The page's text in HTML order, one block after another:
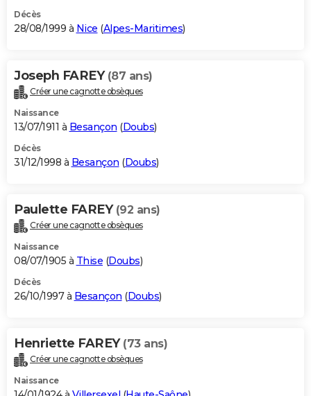
Décès
28/08/1999 à Nice (Alpes-Maritimes)
Joseph FAREY (87 ans)
Créer une cagnotte obsèques
Naissance
13/07/1911 à Besançon (Doubs)
Décès
31/12/1998 à Besançon (Doubs)
Paulette FAREY (92 ans)
Créer une cagnotte obsèques
Naissance
08/07/1905 à Thise (Doubs)
Décès
26/10/1997 à Besançon (Doubs)
Henriette FAREY (73 ans)
Créer une cagnotte obsèques
Naissance